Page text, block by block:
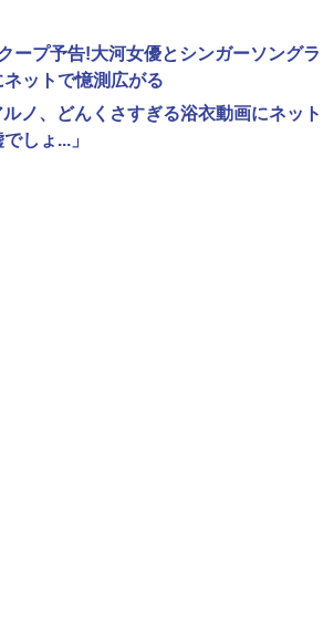
ープ予告!大河女優とシンガーソングラ
ットで憶測広がる
ノ、どんくさすぎる浴衣動画にネット
しょ...」